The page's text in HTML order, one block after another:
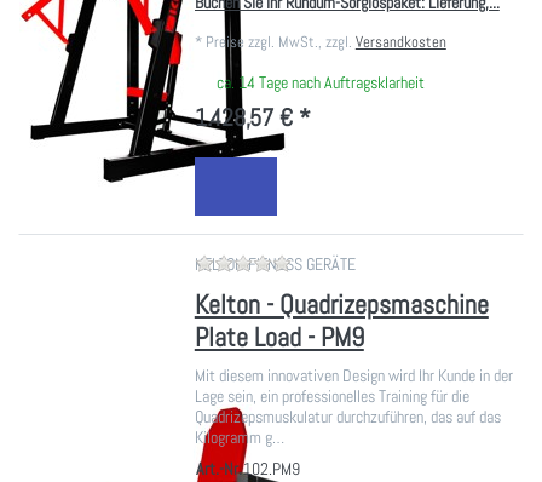
* Preise zzgl. MwSt., zzgl. Versandkosten
ca. 14 Tage nach Auftragsklarheit
1.428,57 € *
KELTON FITNESS GERÄTEZu diesem Produkt liegen noch
Kelton - Quadrizepsmaschine
Plate Load - PM9
Mit diesem innovativen Design wird Ihr Kunde in der
Lage sein, ein professionelles Training für die
Quadrizepsmuskulatur durchzuführen, das auf das
Kilogramm g…
Art.-Nr.102.PM9